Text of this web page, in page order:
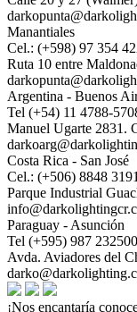
Manantiales
Cel.: (+598) 97 354
Ruta 10 entre
Argentina - Buenos
Tel (+54) 11 4788-
Manuel Ugarte 2831.
Costa Rica - San José
Cel.: (+506) 8848 3191
Parque Industrial
Paraguay - Asunción
Tel (+595) 987 232500
Avda. Aviadores del
¡Nos encantaría